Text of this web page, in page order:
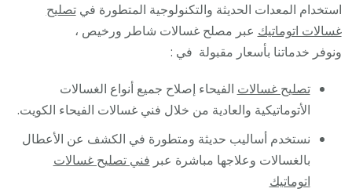
استخدام المعدات الحديثة والتكنولوجية المتطورة فيتصليح
غسالات اتوماتيك عبر مصلح غسالات شاطر ورخيص ،
ونوفر خدماتنا بأسعار مقبولة في :
تصليح غسالات الفيحاء إصلاح جميع أنواع الغسالات
الأتوماتيكية والعادية من خلال فني غسالات الفيحاء الكويت.
نستخدم أساليب حديثة ومتطورة في الكشف عن الأعطال
بالغسالات وعلاجها مباشرة عبر فني تصليح غسالات
اتوماتيك